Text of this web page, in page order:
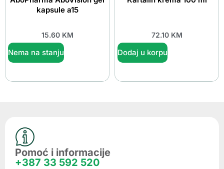
kapsule a15
15.60 KM
Nema na stanju
72.10 KM
Dodaj u korpu
Pomoć i informacije
+387 33 592 520